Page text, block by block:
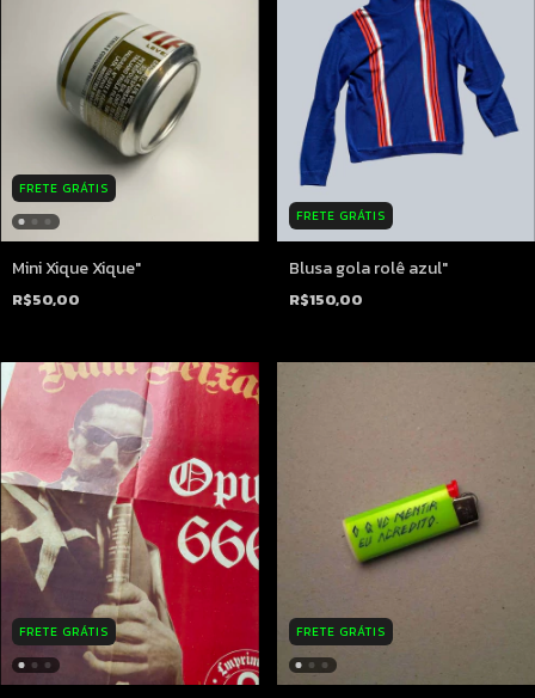
FRETE GRÁTIS
Mini Xique Xique"
R$50,00
FRETE GRÁTIS
Blusa gola rolê azul"
R$150,00
FRETE GRÁTIS FRETE GRÁTIS